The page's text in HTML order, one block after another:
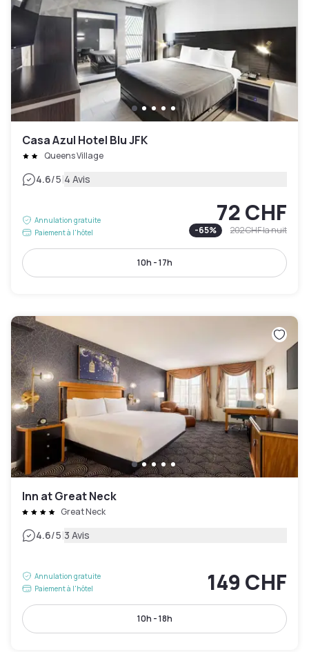
Casa Azul Hotel Blu JFK
Queens Village
4.6/5|4 Avis
Annulation gratuite
Paiement à l'hôtel
72 CHF
-65% 202 CHFla nuit
10h - 17h
Inn at Great Neck
Great Neck
4.6/5|3 Avis
Annulation gratuite
Paiement à l'hôtel
149 CHF
10h - 18h